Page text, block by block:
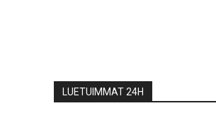
LUETUIMMAT 24H